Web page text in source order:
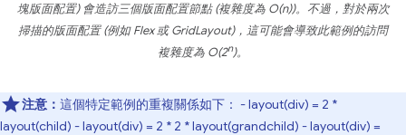
塊版面配置) 會造訪三個版面配置節點 (複雜度為 O(n))。不過，對於兩次
掃描的版面配置 (例如 Flex 或 GridLayout)，這可能會導致此範例的訪問
複雜度為 O(2n)。
注意： 這個特定範例的重複關係如下： - layout(div) = 2 *
layout(child) - layout(div) = 2 * 2 * layout(grandchild) - layout(div) =